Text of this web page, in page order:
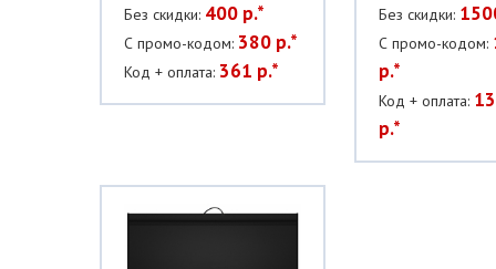
Без скидки: 400 р.*
С промо-кодом: 380 р.*
Код + оплата: 361 р.*
Без скидки:
С промо-кодом:
р.*
Код + оплата:
р.*